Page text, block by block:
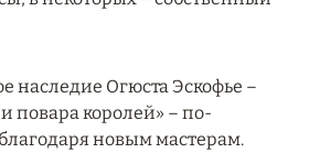
наследие Огюста Эскофье –
повара королей» – по-
новым мастерам.